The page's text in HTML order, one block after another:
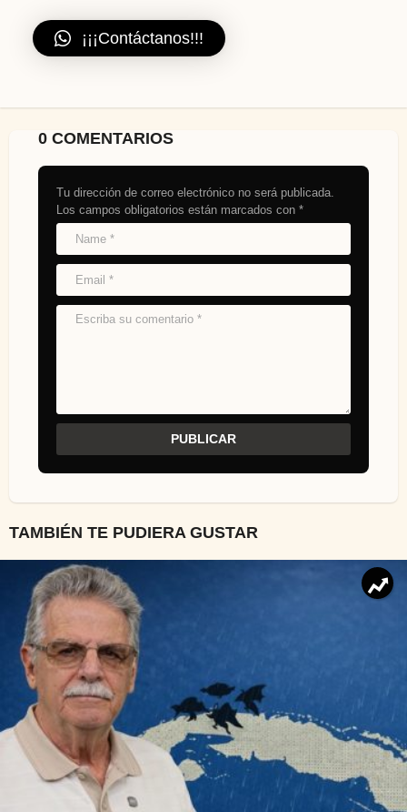
¡¡¡Contáctanos!!!
0 COMENTARIOS
Tu dirección de correo electrónico no será publicada.
Los campos obligatorios están marcados con *
TAMBIÉN TE PUDIERA GUSTAR